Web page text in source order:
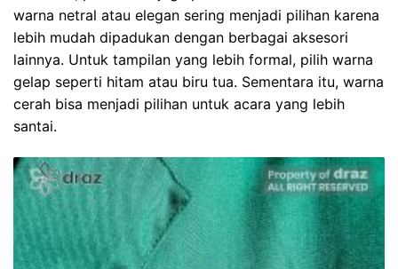
warna netral atau elegan sering menjadi pilihan karena
lebih mudah dipadukan dengan berbagai aksesori
lainnya. Untuk tampilan yang lebih formal, pilih warna
gelap seperti hitam atau biru tua. Sementara itu, warna
cerah bisa menjadi pilihan untuk acara yang lebih
santai.